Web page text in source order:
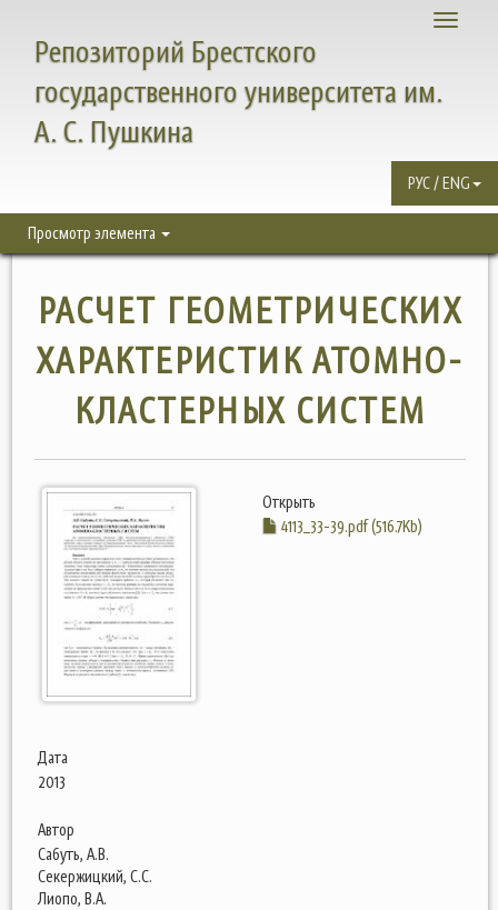
Toggle
Репозиторий Брестского
государственного университета им.
А. С. Пушкина
РУС / ENG
Просмотр элемента
РАСЧЕТ ГЕОМЕТРИЧЕСКИХ
ХАРАКТЕРИСТИК АТОМНО-
КЛАСТЕРНЫХ СИСТЕМ
Открыть
4113_33-39.pdf (516.7Kb)
Дата
2013
Автор
Сабуть, А.В.
Секержицкий, С.С.
Лиопо, В.А.